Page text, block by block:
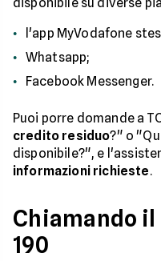
l'app MyVodafone
Whatsapp;
Facebook Messenger.
Puoi porre domande a
credito residuo?" o
disponibile?", e
informazioni richieste.
Chiamando
190